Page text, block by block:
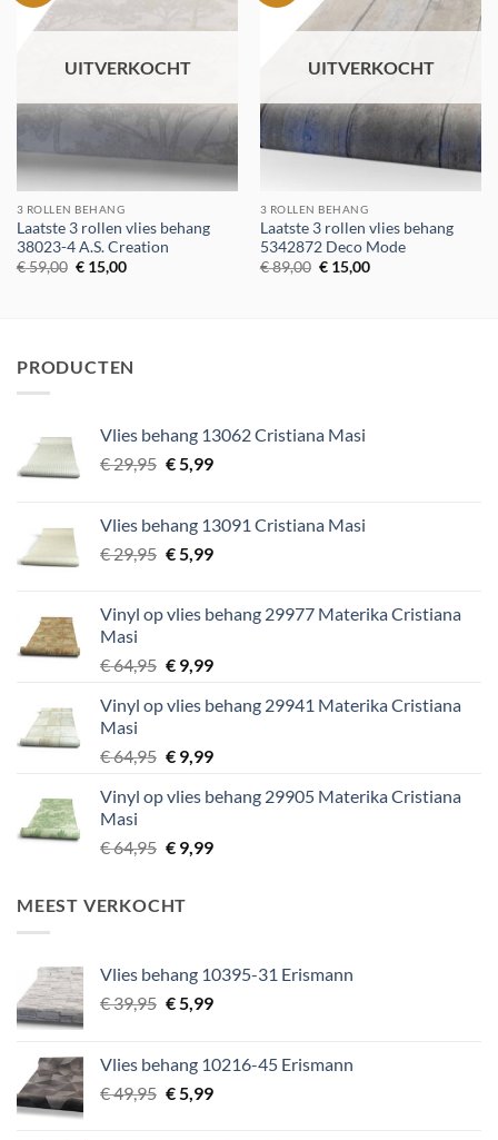
UITVERKOCHT
3 ROLLEN BEHANG
Laatste 3 rollen vlies behang
38023-4 A.S. Creation
€59,00 Oorspronkelijke
€15,00Huidige
verlanglijst
UITVERKOCHT
3 ROLLEN BEHANG
Laatste 3 rollen vlies behang
5342872 Deco Mode
€89,00 Oorspronkelijke
€15,00Huidige
PRODUCTEN
Vlies behang 13062 Cristiana Masi
€29,95 Oorspronkelijke
€ 29,95.
€5,99Huidige
€ 5,99.
Vlies behang 13091 Cristiana Masi
€29,95 Oorspronkelijke
€ 29,95.
€5,99Huidige
€ 5,99.
Vinyl op vlies behang 29977 Materika Cristiana
Masi
€64,95 Oorspronkelijke
was:
€9,99Huidige
is:
Vinyl op vlies behang 29941 Materika Cristiana
Masi
€64,95 Oorspronkelijke
was:
€9,99Huidige
is:
Vinyl op vlies behang 29905 Materika Cristiana
Masi
€64,95 Oorspronkelijke
€ 64,95.
€9,99Huidige
MEEST VERKOCHT
Vlies behang 10395-31 Erismann
€39,95 Oorspronkelijke
€ 39,95.
€5,99Huidige
€ 5,99.
Vlies behang 10216-45 Erismann
€49,95 Oorspronkelijke
€5,99Huidige